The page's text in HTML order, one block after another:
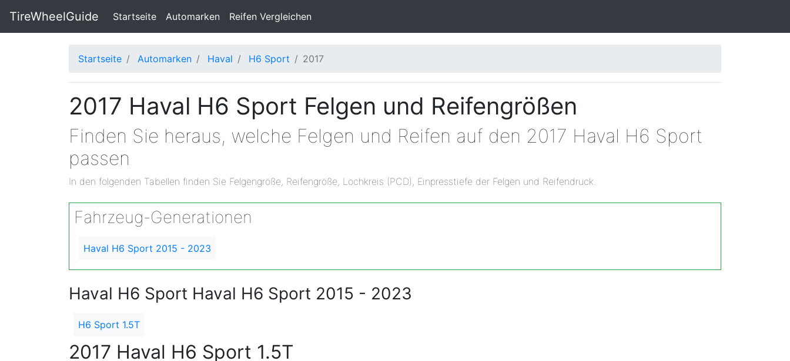
TireWheelGuide Startseite(current)
Automarken Reifen Vergleichen
Startseite Automarken Haval H6 Sport 2017
2017 Haval H6 Sport Felgen und Reifengrößen
Finden Sie heraus, welche Felgen und Reifen auf den 2017 Haval H6 Sport
passen
In den folgenden Tabellen finden Sie Felgengröße, Reifengröße, Lochkreis (PCD), Einpresstiefe der Felgen und Reifendruck.
Fahrzeug-Generationen
Haval H6 Sport 2015 - 2023
Haval H6 Sport Haval H6 Sport 2015 - 2023
H6 Sport 1.5T
2017 Haval H6 Sport 1.5T